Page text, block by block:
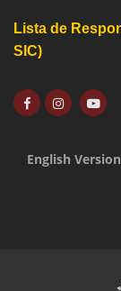
Lista de
SIC)
English Version